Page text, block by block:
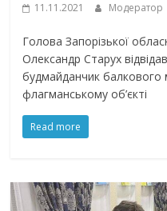
11.11.2021 Модератор
Голова Запорізької
Олександр Старух
будмайданчик балкового
флагманському об’єкті
Read more